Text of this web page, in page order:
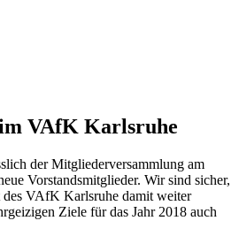
VAfK Karlsruhe
der Mitgliederversammlung am
Vorstandsmitglieder. Wir sind sicher,
des VAfK Karlsruhe damit weiter
Ziele für das Jahr 2018 auch